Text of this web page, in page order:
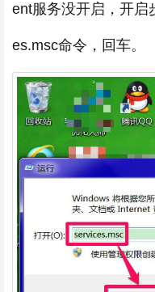
ent服务没开启，开启
es.msc命令，回车。